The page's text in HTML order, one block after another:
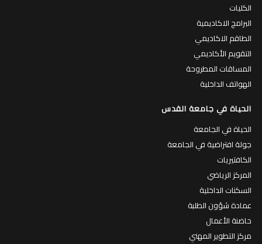
الكليات
البرامج الاكاديمية
الطاقم الاكاديمي
التقويم الأكاديمي
المساقات المطروحة
الهواتف الداخلية
الحياة في جامعة القدس
الحياة في الجامعة
جولة افتراضية في الجامعة
الكافتيريات
المركز الرياضي
السكنات الداخلية
عمادة شؤون الطلبة
حاضنة الأعمال
مركز التطوير المهني